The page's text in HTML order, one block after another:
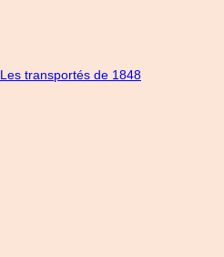
Les transportés de 1848